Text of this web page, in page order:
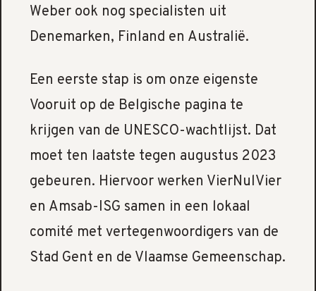
Weber ook nog specialisten uit
Denemarken, Finland en Australië.
Een eerste stap is om onze eigenste
Vooruit op de Belgische pagina te
krijgen van de UNESCO-wachtlijst. Dat
moet ten laatste tegen augustus 2023
gebeuren. Hiervoor werken VierNulVier
en Amsab-ISG samen in een lokaal
comité met vertegenwoordigers van de
Stad Gent en de Vlaamse Gemeenschap.